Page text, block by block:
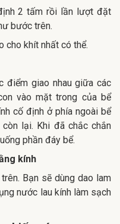
2 tấm rồi lần lượt đặt
bước trên.
cho khít nhất có thể.
điểm giao nhau giữa các
vào mặt trong của bể
cố định ở phía ngoài bể
lại. Khi đã chắc chắn
phần đáy bể.
kính
Bạn sẽ dùng dao lam
nước lau kính làm sạch